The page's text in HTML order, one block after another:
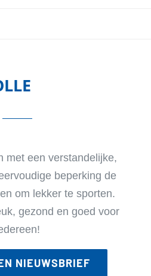
met een verstandelijke,
beperking de
om lekker te sporten.
gezond en goed voor
NIEUWSBRIEF